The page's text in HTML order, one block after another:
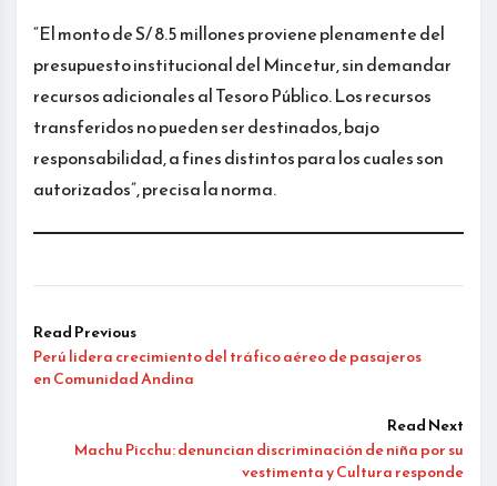
“El monto de S/ 8.5 millones proviene plenamente del
presupuesto institucional del Mincetur, sin demandar
recursos adicionales al Tesoro Público. Los recursos
transferidos no pueden ser destinados, bajo
responsabilidad, a fines distintos para los cuales son
autorizados”, precisa la norma.
Read Previous
Perú lidera crecimiento del tráfico aéreo de pasajeros
en Comunidad Andina
Read Next
Machu Picchu: denuncian discriminación de niña por su
vestimenta y Cultura responde